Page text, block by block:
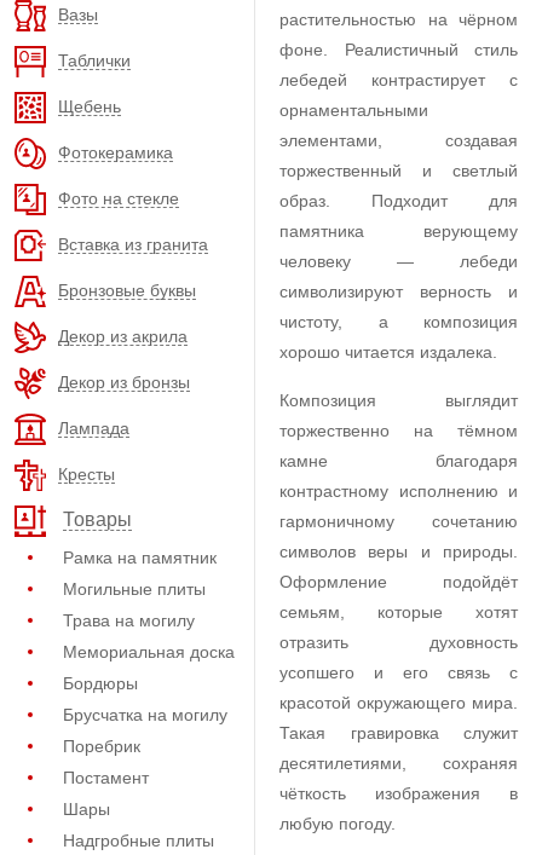
Вазы
Таблички
Щебень
Фотокерамика
Фото на стекле
Вставка из гранита
Бронзовые буквы
Декор из акрила
Декор из бронзы
Лампада
Кресты
Товары
Рамка на памятник
Могильные плиты
Трава на могилу
Мемориальная доска
Бордюры
Брусчатка на могилу
Поребрик
Постамент
Шары
Надгробные плиты
растительностью на чёрном
фоне. Реалистичный стиль
лебедей контрастирует с
орнаментальными
элементами, создавая
торжественный и светлый
образ. Подходит для
памятника верующему
человеку — лебеди
символизируют верность и
чистоту, а композиция
хорошо читается издалека.
Композиция выглядит
торжественно на тёмном
камне благодаря
контрастному исполнению и
гармоничному сочетанию
символов веры и природы.
Оформление подойдёт
семьям, которые хотят
отразить духовность
усопшего и его связь с
красотой окружающего мира.
Такая гравировка служит
десятилетиями, сохраняя
чёткость изображения в
любую погоду.